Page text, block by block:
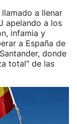
a llenar
apelando a los
infamia y
a España de
donde
total" de las